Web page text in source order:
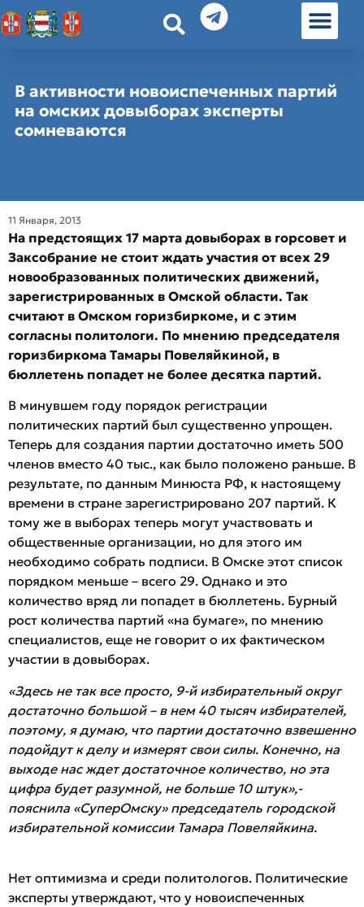
В активности новоиспеченных партий
на омских довыборах эксперты
сомневаются
11 Января, 2013
На предстоящих 17 марта довыборах в горсовет и
Заксобрание не стоит ждать участия от всех 29
новообразованных политических движений,
зарегистрированных в Омской области. Так
считают в Омском горизбиркоме, и с этим
согласны политологи. По мнению председателя
горизбиркома Тамары Повеляйкиной, в
бюллетень попадет не более десятка партий.
В минувшем году порядок регистрации
политических партий был существенно упрощен.
Теперь для создания партии достаточно иметь 500
членов вместо 40 тыс., как было положено раньше. В
результате, по данным Минюста РФ, к настоящему
времени в стране зарегистрировано 207 партий. К
тому же в выборах теперь могут участвовать и
общественные организации, но для этого им
необходимо собрать подписи. В Омске этот список
порядком меньше – всего 29. Однако и это
количество вряд ли попадет в бюллетень. Бурный
рост количества партий «на бумаге», по мнению
специалистов, еще не говорит о их фактическом
участии в довыборах.
«Здесь не так все просто, 9-й избирательный округ
достаточно большой – в нем 40 тысяч избирателей,
поэтому, я думаю, что партии достаточно взвешенно
подойдут к делу и измерят свои силы. Конечно, на
выходе нас ждет достаточное количество, но эта
цифра будет разумной, не больше 10 штук»,-
пояснила «СуперОмску» председатель городской
избирательной комиссии Тамара Повеляйкина.
Нет оптимизма и среди политологов. Политические
эксперты утверждают, что у новоиспеченных